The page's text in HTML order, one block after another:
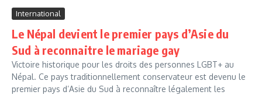
International
Le Népal devient le premier pays d’Asie du
Sud à reconnaitre le mariage gay
Victoire historique pour les droits des personnes LGBT+ au
Népal. Ce pays traditionnellement conservateur est devenu le
premier pays d’Asie du Sud à reconnaître légalement les